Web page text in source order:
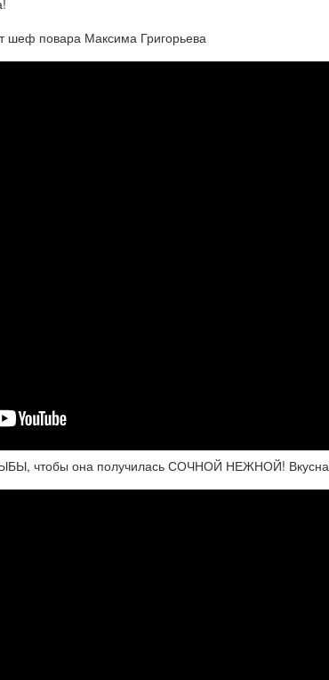
шеф повара Максима Григорьева
чтобы она получилась СОЧНОЙ НЕЖНОЙ!